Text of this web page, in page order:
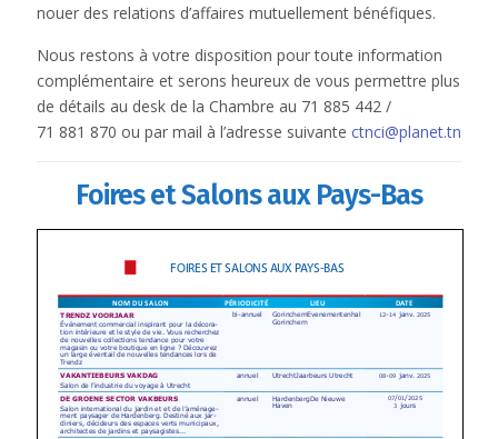
nouer des relations d’affaires mutuellement bénéfiques.
Nous restons à votre disposition pour toute information
complémentaire et serons heureux de vous permettre plus
de détails au desk de la Chambre au 71 885 442 /
71 881 870 ou par mail à l’adresse suivante ctnci@planet.tn
Foires et Salons aux Pays-Bas